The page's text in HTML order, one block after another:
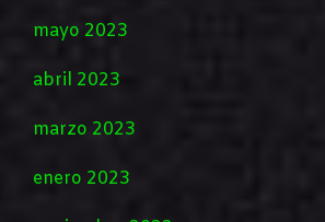
mayo 2023
abril 2023
marzo 2023
enero 2023